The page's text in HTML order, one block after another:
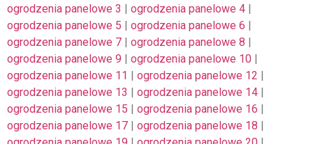
ogrodzenia panelowe 3 | ogrodzenia panelowe 4 |
ogrodzenia panelowe 5 | ogrodzenia panelowe 6 |
ogrodzenia panelowe 7 | ogrodzenia panelowe 8 |
ogrodzenia panelowe 9 | ogrodzenia panelowe 10 |
ogrodzenia panelowe 11 | ogrodzenia panelowe 12 |
ogrodzenia panelowe 13 | ogrodzenia panelowe 14 |
ogrodzenia panelowe 15 | ogrodzenia panelowe 16 |
ogrodzenia panelowe 17 | ogrodzenia panelowe 18 |